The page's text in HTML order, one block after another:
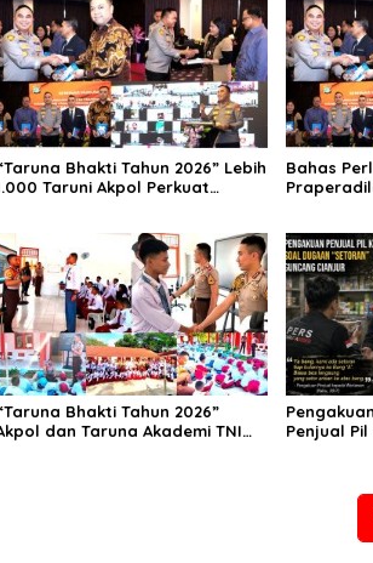
Bhakti Tahun 2026” Lebih
Taruni Akpol Perkuat
Bahas
Bhakti Tahun 2026”
dan Taruna Akademi TNI
Penjual